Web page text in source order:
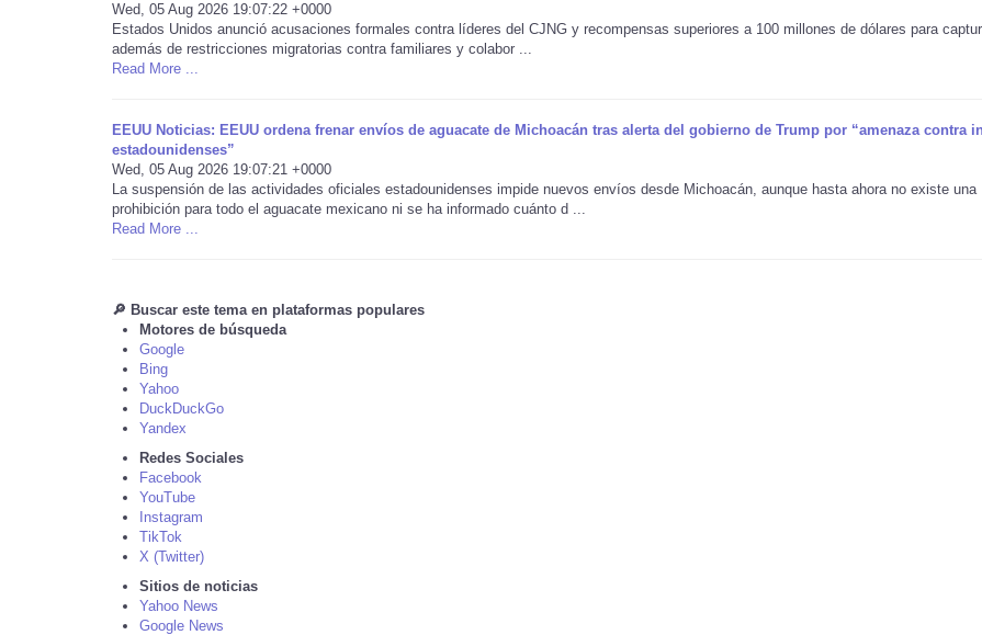
Wed, 05 Aug 2026 19:07:22 +0000
Estados Unidos anunció acusaciones formales contra líderes del CJNG y recompensas superiores a 100 millones de dólares para
además de restricciones migratorias contra familiares y colabor ...
Read More ...
EEUU Noticias: EEUU ordena frenar envíos de aguacate de Michoacán tras alerta del gobierno de Trump por “amenaza contra
estadounidenses”
Wed, 05 Aug 2026 19:07:21 +0000
La suspensión de las actividades oficiales estadounidenses impide nuevos envíos desde Michoacán, aunque hasta ahora no existe una
prohibición para todo el aguacate mexicano ni se ha informado cuánto d ...
Read More ...
🔎 Buscar este tema en plataformas populares
Motores de búsqueda
Google
Bing
Yahoo
DuckDuckGo
Yandex
Redes Sociales
Facebook
YouTube
Instagram
TikTok
X (Twitter)
Sitios de noticias
Yahoo News
Google News